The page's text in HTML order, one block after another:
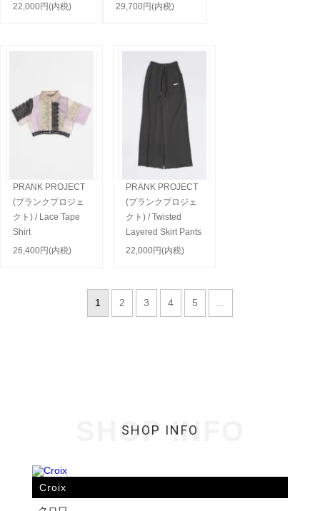
22,000円(内税)
29,700円(内税)
PRANK PROJECT
(プランクプロジェ
クト) / Lace Tape
Shirt
26,400円(内税)
PRANK PROJECT
(プランクプロジェ
クト) / Twisted
Layered Skirt Pants
22,000円(内税)
1 2 3 4 5
SHOP INFO
SHOP INFO
Croix